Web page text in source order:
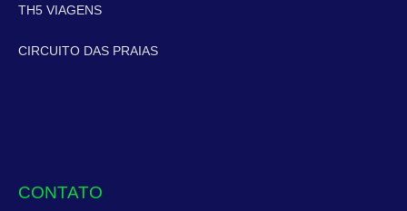
TH5 VIAGENS
CIRCUITO DAS PRAIAS
CONTATO